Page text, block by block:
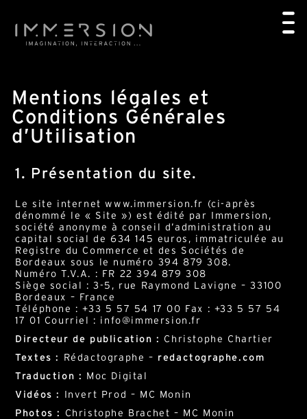
Mentions légales et
Conditions Générales
d’Utilisation
1. Présentation du site.
Le site internet www.immersion.fr (ci-après
dénommé le « Site ») est édité par Immersion,
société anonyme à conseil d’administration au
capital social de 634 145 euros, immatriculée au
Registre du Commerce et des Sociétés de
Bordeaux sous le numéro 394 879 308.
Numéro T.V.A. : FR 22 394 879 308
Siège social : 3-5, rue Raymond Lavigne – 33100
Bordeaux – France
Téléphone : +33 5 57 54 17 00 Fax : +33 5 57 54
17 01 Courriel : info@immersion.fr
Directeur de publication : Christophe Chartier
Textes :
Rédactographe – redactographe.com
Traduction : Moc Digital
Vidéos :
Invert Prod – MC Monin
Photos :
Christophe Brachet – MC Monin